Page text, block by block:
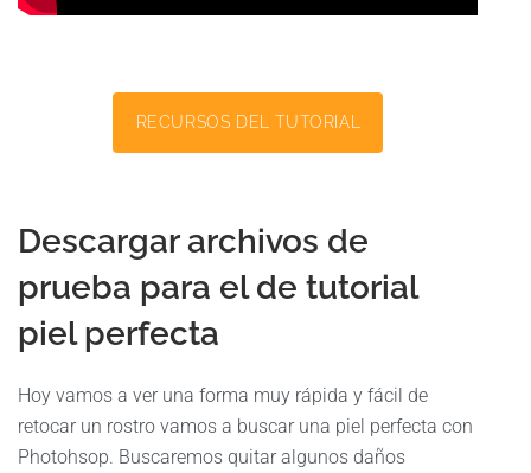
RECURSOS DEL TUTORIAL
Descargar archivos de
prueba para el de tutorial
piel perfecta
Hoy vamos a ver una forma muy rápida y fácil de
retocar un rostro vamos a buscar una piel perfecta con
Photohsop. Buscaremos quitar algunos daños